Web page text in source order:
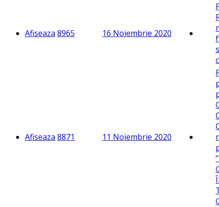
Afiseaza 8965 16 Noiembrie 2020
Afiseaza 8871 11 Noiembrie 2020